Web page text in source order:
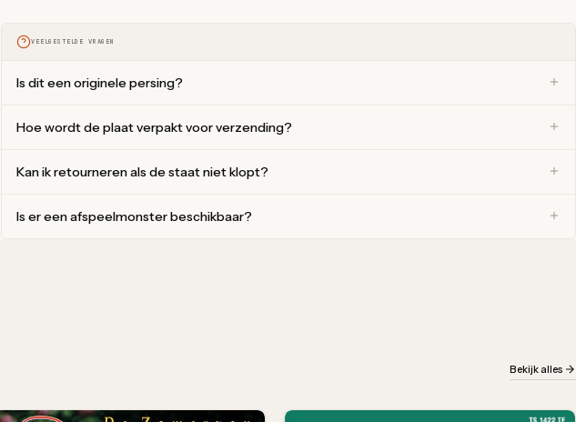
VEELGESTELDE VRAGEN
Is dit een originele persing?
Hoe wordt de plaat verpakt voor verzending?
Kan ik retourneren als de staat niet klopt?
Is er een afspeelmonster beschikbaar?
Bekijk alles